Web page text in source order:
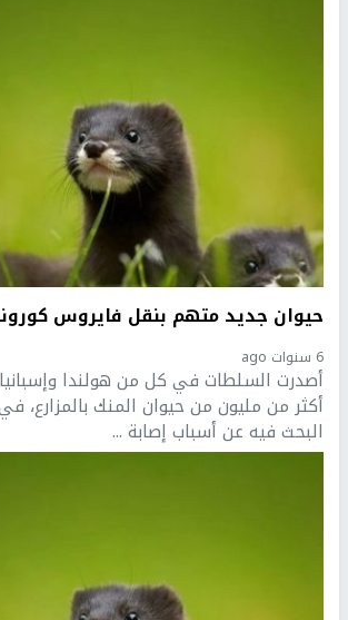
حيوان جديد متهم بنقل فايروس
6 سنوات ago
أصدرت السلطات في كل من هولندا
أكثر من مليون من حيوان المنك بالمزارع،
البحث فيه عن أسباب إصابة ...